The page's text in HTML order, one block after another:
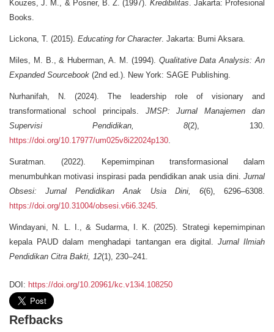
Kouzes, J. M., & Posner, B. Z. (1997). Kredibilitas. Jakarta: Profesional
Books.
Lickona, T. (2015). Educating for Character. Jakarta: Bumi Aksara.
Miles, M. B., & Huberman, A. M. (1994). Qualitative Data Analysis: An
Expanded Sourcebook (2nd ed.). New York: SAGE Publishing.
Nurhanifah, N. (2024). The leadership role of visionary and
transformational school principals. JMSP: Jurnal Manajemen dan
Supervisi Pendidikan, 8(2), 130.
https://doi.org/10.17977/um025v8i22024p130.
Suratman. (2022). Kepemimpinan transformasional dalam
menumbuhkan motivasi inspirasi pada pendidikan anak usia dini. Jurnal
Obsesi: Jurnal Pendidikan Anak Usia Dini, 6(6), 6296–6308.
https://doi.org/10.31004/obsesi.v6i6.3245.
Windayani, N. L. I., & Sudarma, I. K. (2025). Strategi kepemimpinan
kepala PAUD dalam menghadapi tantangan era digital. Jurnal Ilmiah
Pendidikan Citra Bakti, 12(1), 230–241.
DOI: https://doi.org/10.20961/kc.v13i4.108250
Refbacks